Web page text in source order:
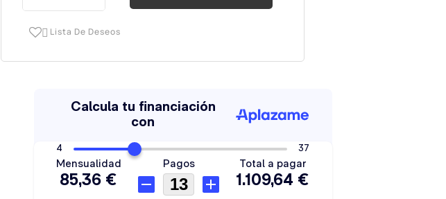
 Lista De Deseos